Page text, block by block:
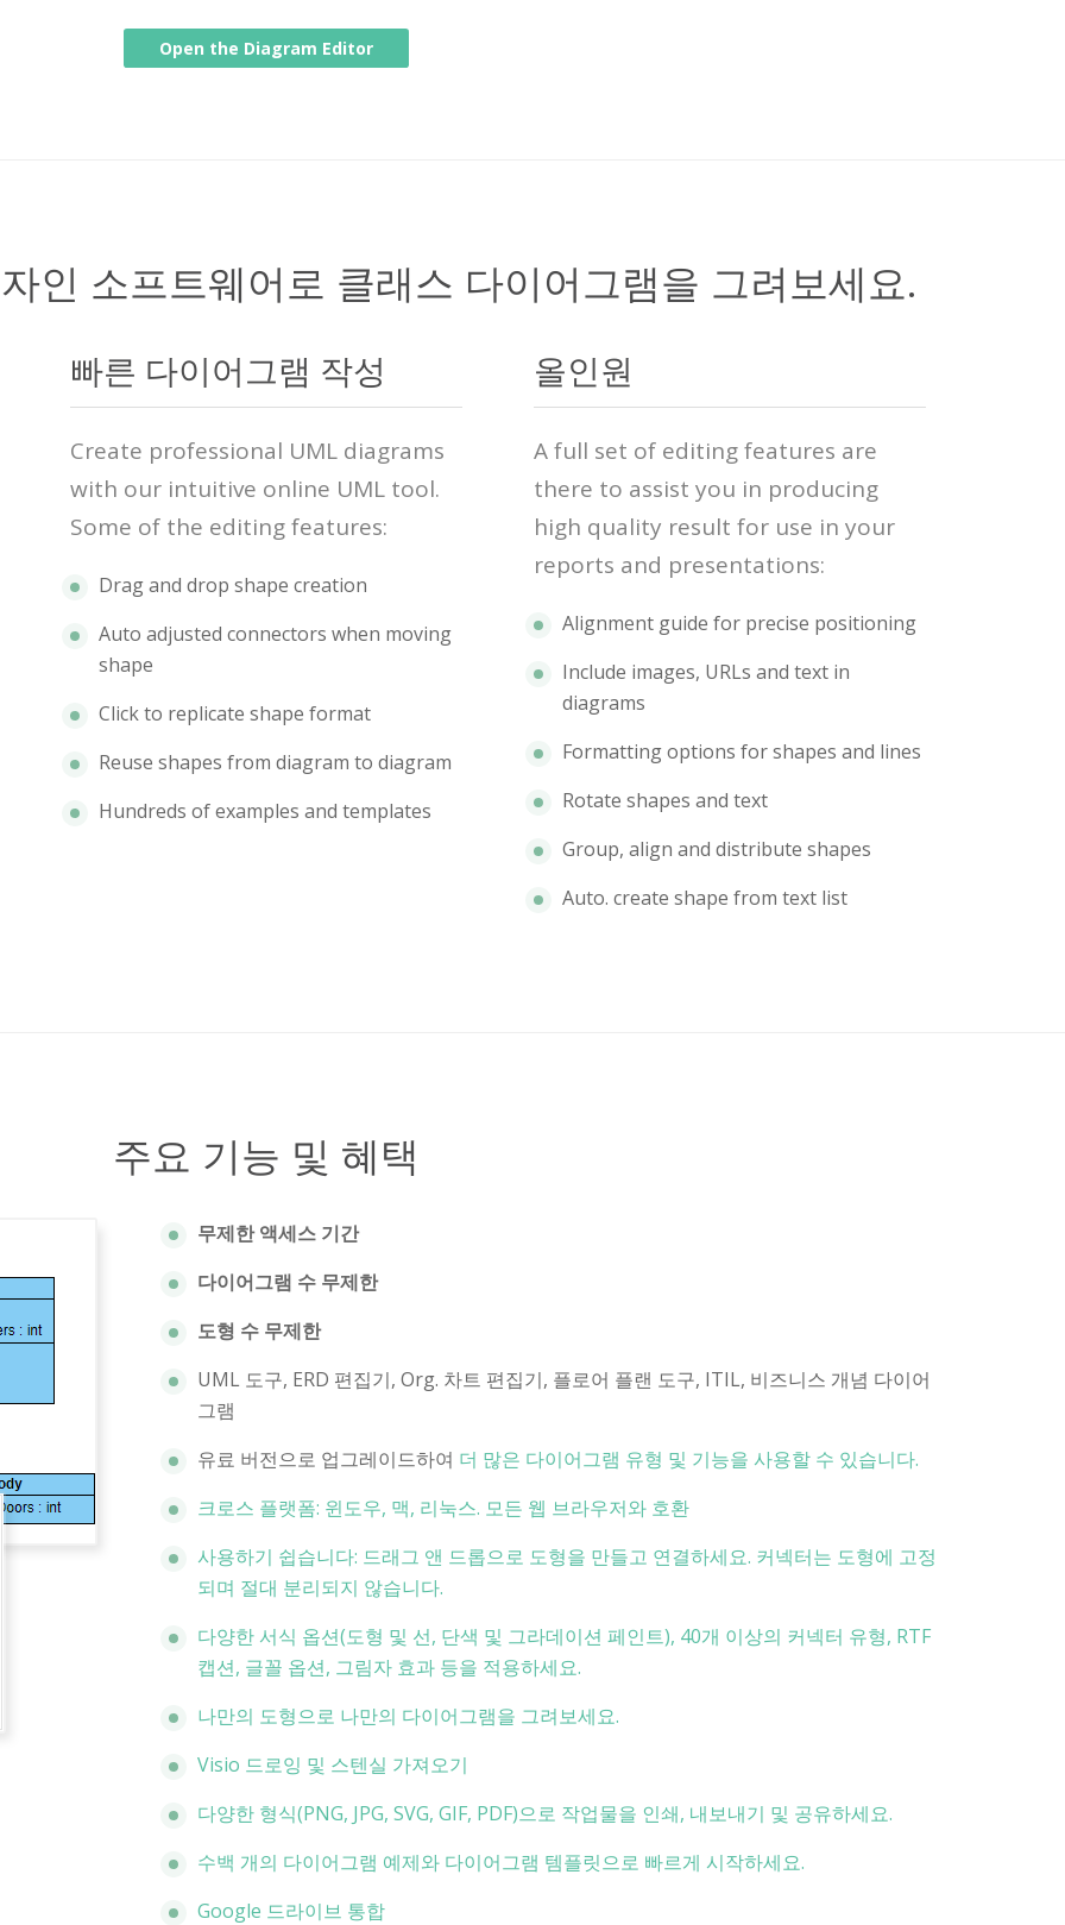
Open the Diagram Editor
인 소프트웨어로 클래스 다이어그램을 그려보세요.
빠른 다이어그램 작성
Create professional UML diagrams
with our intuitive online UML tool.
Some of the editing features:
Drag and drop shape creation
Auto adjusted connectors when moving
shape
Click to replicate shape format
Reuse shapes from diagram to diagram
Hundreds of examples and templates
올인원
A full set of editing features are
there to assist you in producing
high quality result for use in your
reports and presentations:
Alignment guide for precise positioning
Include images, URLs and text in
diagrams
Formatting options for shapes and lines
Rotate shapes and text
Group, align and distribute shapes
Auto. create shape from text list
주요 기능 및 혜택
무제한 액세스 기간
다이어그램 수 무제한
도형 수 무제한
UML 도구, ERD 편집기, Org. 차트 편집기, 플로어 플랜 도구, ITIL, 비즈니스 개념 다이어
그램
유료 버전으로 업그레이드하여 더 많은 다이어그램 유형 및 기능을 사용할 수 있습니다.
크로스 플랫폼: 윈도우, 맥, 리눅스. 모든 웹 브라우저와 호환
사용하기 쉽습니다: 드래그 앤 드롭으로 도형을 만들고 연결하세요. 커넥터는 도형에 고정
되며 절대 분리되지 않습니다.
다양한 서식 옵션(도형 및 선, 단색 및 그라데이션 페인트), 40개 이상의 커넥터 유형, RTF
캡션, 글꼴 옵션, 그림자 효과 등을 적용하세요.
나만의 도형으로 나만의 다이어그램을 그려보세요.
Visio 드로잉 및 스텐실 가져오기
다양한 형식(PNG, JPG, SVG, GIF, PDF)으로 작업물을 인쇄, 내보내기 및 공유하세요.
수백 개의 다이어그램 예제와 다이어그램 템플릿으로 빠르게 시작하세요.
Google 드라이브 통합